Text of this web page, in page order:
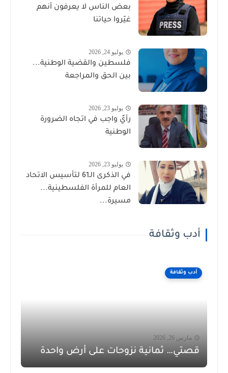
بعض الناس لا يعرفون أنهم
غيّروا حياتنا
يوليو 24, 2026
فلسطين والقضية الوطنية...
بين الحق والمراجعة
يوليو 23, 2026
رأيٌ واجب في اتجاه الضرورة
الوطنية
يوليو 23, 2026
في الذكرى الـ61 لتأسيس الاتحاد
العام للمرأة الفلسطينية...
مسيرة...
أدب وثقافة
أدب وثقافة
مارس 26, 2026
قصتي… ثمانية نزوحات على أرض واحدة